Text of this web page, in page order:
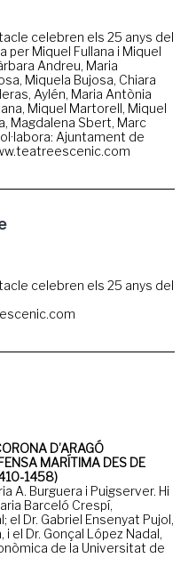
celebren els 25 anys del
per Miquel Fullana i Miquel
Andreu, Maria
Miquela Bujosa, Chiara
Aylén, Maria Antònia
Miquel Martorell, Miquel
Magdalena Sbert, Marc
Ajuntament de
celebren els 25 anys del
D’ARAGÓ
MARÍTIMA DES DE
1458)
A. Burguera i Puigserver. Hi
Barceló Crespí,
Dr. Gabriel Ensenyat Pujol,
el Dr. Gonçal López Nadal,
de la Universitat de